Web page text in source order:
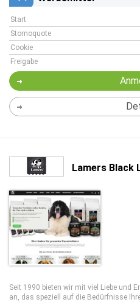
Start
Stornoquote
Cookie
Freigabe
Lamers Black
Seit 1990 bieten wir mit viel Liebe und
an, das speziell auf die Bedürfnisse